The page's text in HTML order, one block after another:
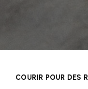
COURIR POUR DES